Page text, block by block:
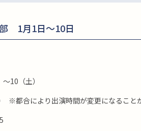
1月1日～10日
10（土）
※都合により出演時間が変更になることが